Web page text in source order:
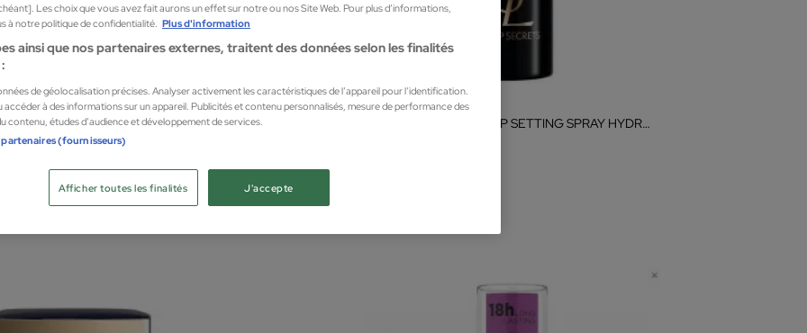
MULTITALENT FIXING
Yves Saint Laurent
TOP SECRETS MAKEUP SETTING SPRAY HYDRATING 100ML
Les choix que vous avez fait aurons un effet sur notre ou nos Site Web. Pour plus d’informations,
à notre politique de confidentialité. Plus d'information
ainsi que nos partenaires externes, traitent des données selon les finalités
de géolocalisation précises. Analyser activement les caractéristiques de l’appareil pour l’identification.
à des informations sur un appareil. Publicités et contenu personnalisés, mesure de performance des
contenu, études d’audience et développement de services.
(fournisseurs)
J'accepte
Afficher toutes les finalités